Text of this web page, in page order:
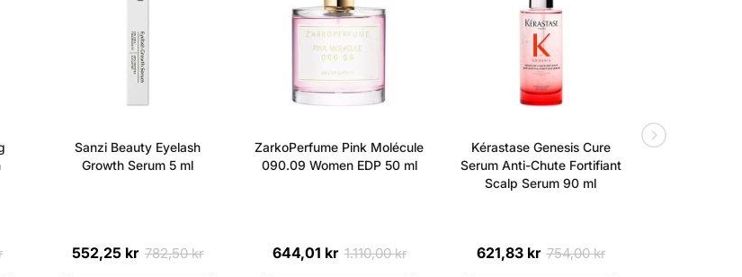
Sanzi Beauty Eyelash
Growth Serum 5 ml
552,25 kr 782,50 kr
ZarkoPerfume Pink Molécule
090.09 Women EDP 50 ml
644,01 kr 1.110,00 kr
Kérastase Genesis Cure
Serum Anti-Chute Fortifiant
Scalp Serum 90 ml
621,83 kr 754,00 kr